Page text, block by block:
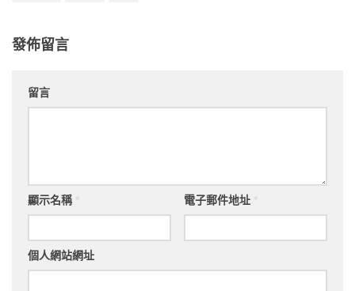
發佈留言
留言
顯示名稱 電子郵件地址
個人網站網址